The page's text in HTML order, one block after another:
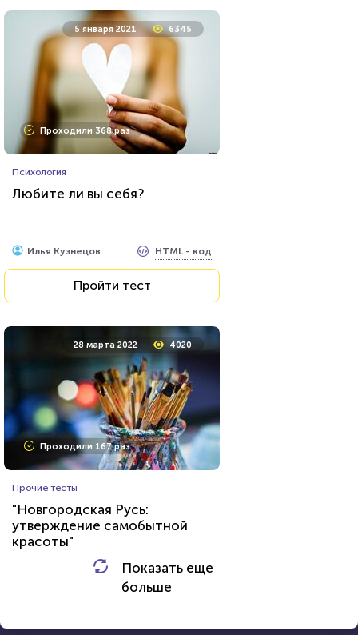
23 июня 2021
Проходили 20938 раз
Тест: «Какой ты вампир из
сериала "Дневники
Пройти тест
3885
Проходили 158 раз
Угадаете, в какой игре был
этот лис?
Пройти тест
5 января 2021 6345
Проходили 368 раз
Психология
Любите ли вы себя?
Илья Кузнецов HTML - код
Пройти тест
28 марта 2022 4020
Проходили 167 раз
Прочие тесты
"Новгородская Русь:
утверждение самобытной
красоты"
Алекса Князева HTML - код
Показать еще
больше